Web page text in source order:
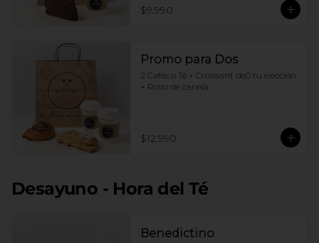
$9.990
Promo para Dos
2 Cafés o Té + Croissant de0 tu elección
+ Rollo de canela
$12.990
Desayuno - Hora del Té
Benedictino